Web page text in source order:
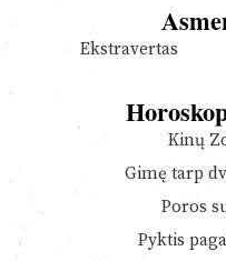
Ekstravertas
Kinų
Gimę tarp
Poros
Pyktis